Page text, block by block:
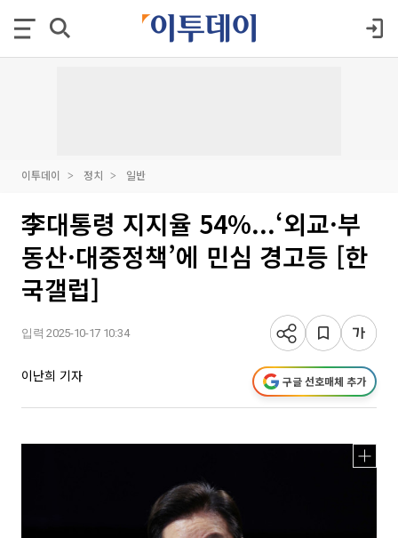
이투데이 정치 일반
李대통령 지지율 54%...‘외교·부
동산·대중정책’에 민심 경고등 [한
국갤럽]
입력 2025-10-17 10:34
이난희 기자 구글 선호매체 추가